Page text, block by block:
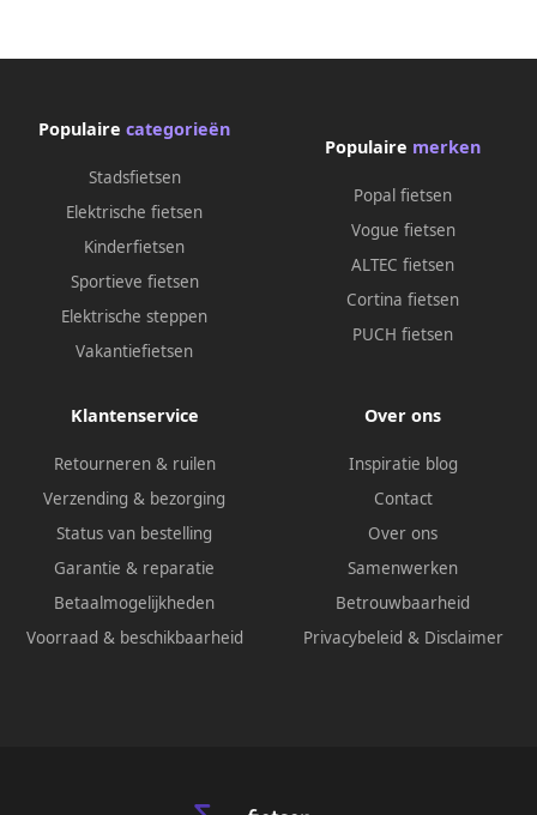
Populaire categorieën
Stadsfietsen
Elektrische fietsen
Kinderfietsen
Sportieve fietsen
Elektrische steppen
Vakantiefietsen
Populaire merken
Popal fietsen
Vogue fietsen
ALTEC fietsen
Cortina fietsen
PUCH fietsen
Klantenservice
Retourneren & ruilen
Verzending & bezorging
Status van bestelling
Garantie & reparatie
Betaalmogelijkheden
Voorraad & beschikbaarheid
Over ons
Inspiratie blog
Contact
Over ons
Samenwerken
Betrouwbaarheid
Privacybeleid & Disclaimer